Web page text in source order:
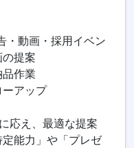
・動画・採用イベン
の提案
品作業
ーアップ
応え、最適な提案
能力」や「プレゼ